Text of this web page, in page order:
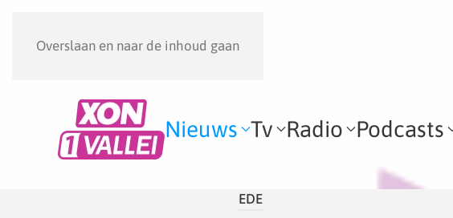
Overslaan en naar de inhoud gaan
Nieuws Tv Radio Podcasts
EDE